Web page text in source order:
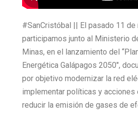
#SanCristóbal || El pasado 11 de
participamos junto al Ministerio
Minas, en el lanzamiento del
Energética Galápagos 2050″,
por objetivo modernizar la red
implementar políticas y acciones
reducir la emisión de gases de